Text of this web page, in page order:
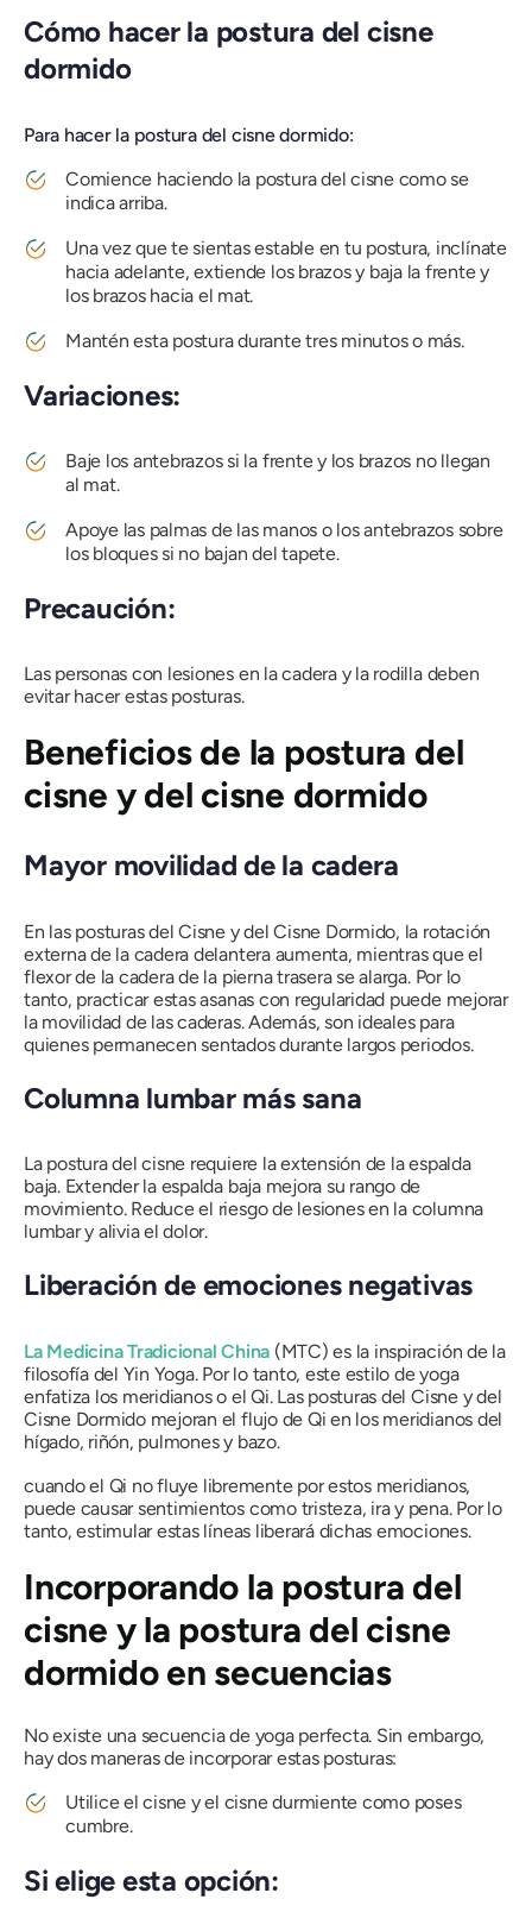
Cómo hacer la postura del cisne
dormido
Para hacer la postura del cisne dormido:
Comience haciendo la postura del cisne como se
indica arriba.
Una vez que te sientas estable en tu postura, inclínate
hacia adelante, extiende los brazos y baja la frente y
los brazos hacia el mat.
Mantén esta postura durante tres minutos o más.
Variaciones:
Baje los antebrazos si la frente y los brazos no llegan
al mat.
Apoye las palmas de las manos o los antebrazos sobre
los bloques si no bajan del tapete.
Precaución:
Las personas con lesiones en la cadera y la rodilla deben
evitar hacer estas posturas.
Beneficios de la postura del
cisne y del cisne dormido
Mayor movilidad de la cadera
En las posturas del Cisne y del Cisne Dormido, la rotación
externa de la cadera delantera aumenta, mientras que el
flexor de la cadera de la pierna trasera se alarga. Por lo
tanto, practicar estas asanas con regularidad puede mejorar
la movilidad de las caderas. Además, son ideales para
quienes permanecen sentados durante largos periodos.
Columna lumbar más sana
La postura del cisne requiere la extensión de la espalda
baja. Extender la espalda baja mejora su rango de
movimiento. Reduce el riesgo de lesiones en la columna
lumbar y alivia el dolor.
Liberación de emociones negativas
La Medicina Tradicional China (MTC) es la inspiración de la
filosofía del Yin Yoga. Por lo tanto, este estilo de yoga
enfatiza los meridianos o elQi. Las posturas del Cisne y del
Cisne Dormido mejoran el flujo de Qi en los meridianos del
hígado, riñón, pulmones y bazo.
cuando el Qi no fluye libremente por estos meridianos,
puede causar sentimientos como tristeza, ira y pena. Por lo
tanto, estimular estas líneas liberará dichas emociones.
Incorporando la postura del
cisne y la postura del cisne
dormido en secuencias
No existe una secuencia de yoga perfecta. Sin embargo,
hay dos maneras de incorporar estas posturas:
Utilice el cisne y el cisne durmiente como poses
cumbre.
Si elige esta opción: